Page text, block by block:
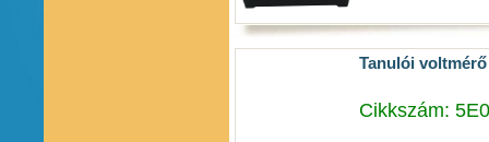
Tanulói voltmérő
Cikkszám: